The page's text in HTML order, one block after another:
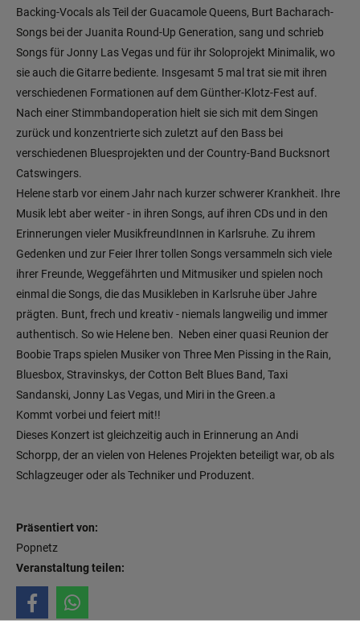
Backing-Vocals als Teil der Guacamole Queens, Burt Bacharach-
Songs bei der Juanita Round-Up Generation, sang und schrieb
Songs für Jonny Las Vegas und für ihr Soloprojekt Minimalik, wo
sie auch die Gitarre bediente. Insgesamt 5 mal trat sie mit ihren
verschiedenen Formationen auf dem Günther-Klotz-Fest auf.
Nach einer Stimmbandoperation hielt sie sich mit dem Singen
zurück und konzentrierte sich zuletzt auf den Bass bei
verschiedenen Bluesprojekten und der Country-Band Bucksnort
Catswingers.
Helene starb vor einem Jahr nach kurzer schwerer Krankheit. Ihre
Musik lebt aber weiter - in ihren Songs, auf ihren CDs und in den
Erinnerungen vieler MusikfreundInnen in Karlsruhe. Zu ihrem
Gedenken und zur Feier Ihrer tollen Songs versammeln sich viele
ihrer Freunde, Weggefährten und Mitmusiker und spielen noch
einmal die Songs, die das Musikleben in Karlsruhe über Jahre
prägten. Bunt, frech und kreativ - niemals langweilig und immer
authentisch. So wie Helene ben. Neben einer quasi Reunion der
Boobie Traps spielen Musiker von Three Men Pissing in the Rain,
Bluesbox, Stravinskys, der Cotton Belt Blues Band, Taxi
Sandanski, Jonny Las Vegas, und Miri in the Green.a
Kommt vorbei und feiert mit!!
Dieses Konzert ist gleichzeitig auch in Erinnerung an Andi
Schorpp, der an vielen von Helenes Projekten beteiligt war, ob als
Schlagzeuger oder als Techniker und Produzent.
Präsentiert von:
Popnetz
Veranstaltung teilen: